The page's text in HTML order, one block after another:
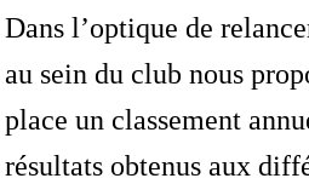
Dans l’optique de
au sein du club nous
place un classement
résultats obtenus aux